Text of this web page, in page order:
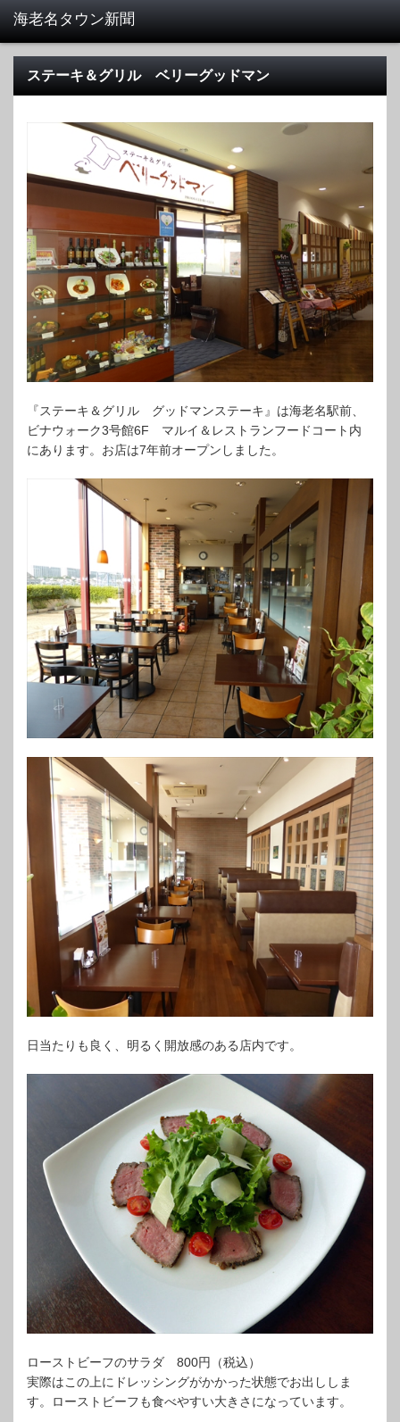
ステーキ＆グリル ベリーグッドマン
『ステーキ＆グリル グッドマンステーキ』は海老名駅前、
ビナウォーク3号館6F マルイ＆レストランフードコート内
にあります。お店は7年前オープンしました。
日当たりも良く、明るく開放感のある店内です。
ローストビーフのサラダ 800円（税込）
実際はこの上にドレッシングがかかった状態でお出ししま
す。ローストビーフも食べやすい大きさになっています。